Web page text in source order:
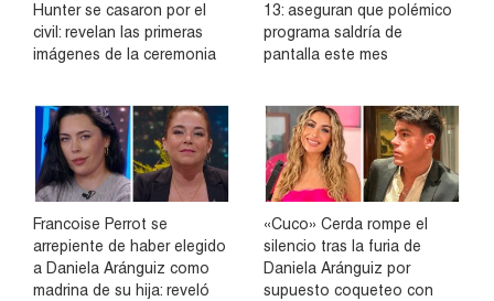
Hunter se casaron por el
civil: revelan las primeras
imágenes de la ceremonia
13: aseguran que polémico
programa saldría de
pantalla este mes
Francoise Perrot se
arrepiente de haber elegido
a Daniela Aránguiz como
madrina de su hija: reveló
«Cuco» Cerda rompe el
silencio tras la furia de
Daniela Aránguiz por
supuesto coqueteo con